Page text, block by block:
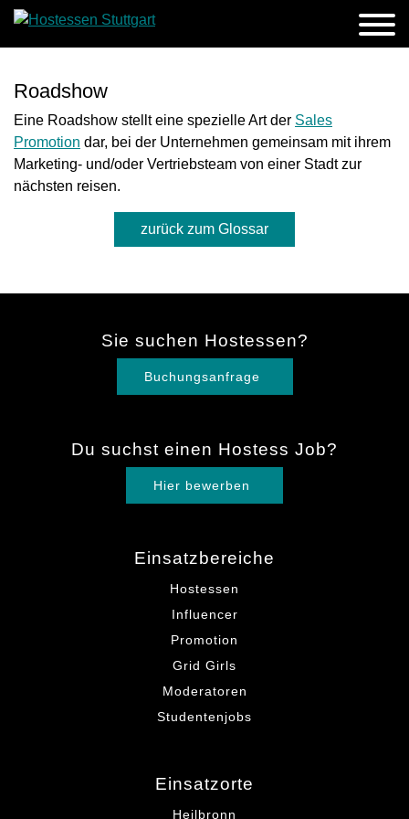
Roadshow
Eine Roadshow stellt eine spezielle Art der Sales
Promotion dar, bei der Unternehmen gemeinsam mit ihrem
Marketing- und/oder Vertriebsteam von einer Stadt zur
nächsten reisen.
zurück zum Glossar
Sie suchen Hostessen?
Buchungsanfrage
Du suchst einen Hostess Job?
Hier bewerben
Einsatzbereiche
Hostessen
Influencer
Promotion
Grid Girls
Moderatoren
Studentenjobs
Einsatzorte
Heilbronn